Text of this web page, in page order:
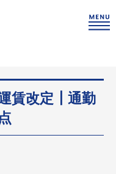
賃改定┃通勤